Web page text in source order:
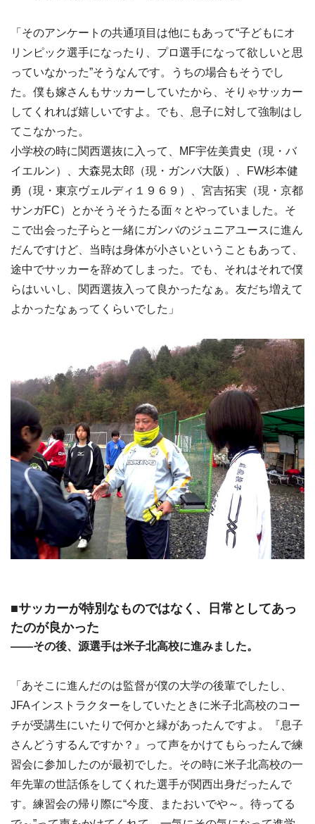
「そのアンケートの共通項目は他にもあって“子どもにオ
リンピック選手になったり、プロ選手になって欲しいと思
っていなかった”そうなんです。うちの場合もそうでし
た。僕も嫁さんもサッカーしていたから、そりゃサッカー
してくれれば嬉しいですよ。でも、息子に対して強制はし
てこなかった。
小学校の時に関西選抜に入って、MF宇佐美貴史（現・バ
イエルン）、大森晃太郎（現・ガンバ大阪）、FW杉本健
勇（現・東京ヴェルディ１９６９）、宮吉拓実（現・京都
サンガFC）とかそうそうたる面々とやっていました。そ
こで出会った子らと一緒にガンバのジュニアユースに進ん
だんですけど、当時は身体が小さいということもあって、
途中でサッカーを辞めてしまった。でも、それはそれで僕
らはいいし、関西選抜入って良かったなぁ。友だち増えて
よかったなぁってくらいでした」
■サッカーが特別なものではなく、日常としてあっ
たのが良かった
――その後、源選手は米子北高校に進みました。
「あそこに進んだのは監督が僕の大学の後輩でしたし、
JFAインストラクターをしていたときに米子北高校のコー
チが受講生にいたりで何かと縁があったんですよ。『息子
さんどうするんですか？』って声をかけてもらったんで練
習会に参加したのが最初でした。その時に米子北高校の一
年先輩の世話係をしてくれた選手が関西出身だったんで
す。練習会の帰り際に“今度、またおいでや～。待ってる